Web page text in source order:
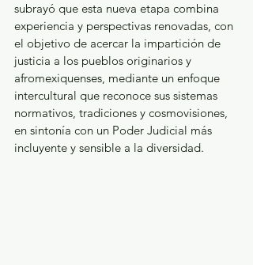
subrayó que esta nueva etapa combina
experiencia y perspectivas renovadas, con
el objetivo de acercar la impartición de
justicia a los pueblos originarios y
afromexiquenses, mediante un enfoque
intercultural que reconoce sus sistemas
normativos, tradiciones y cosmovisiones,
en sintonía con un Poder Judicial más
incluyente y sensible a la diversidad.